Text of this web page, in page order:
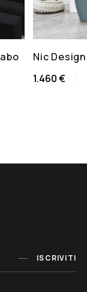
Nic
1.460 €
ISCRIVITI